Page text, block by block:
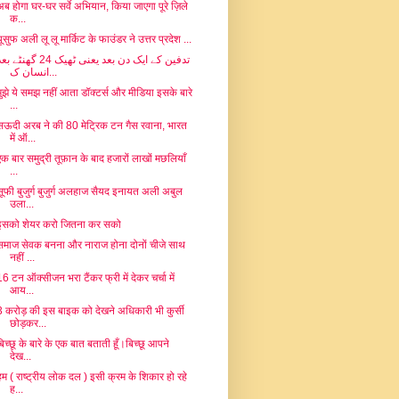
होगा घर-घर सर्वे अभियान, किया जाएगा पूरे ज़िले
क...
अली लू लू मार्किट के फाउंडर ने उत्तर प्रदेश ...
تدفین کے ایک دن بعد یعنی ٹھیک 24
انسان ک...
ये समझ नहीं आता डॉक्टर्स और मीडिया इसके बारे
...
अरब ने की 80 मेट्रिक टन गैस रवाना, भारत
में ऑ...
बार समुद्री तूफ़ान के बाद हजारों लाखों मछलियाँ
...
बुजुर्ग बुजुर्ग अलहाज सैयद इनायत अली अबुल
उला...
शेयर करो जितना कर सको
सेवक बनना और नाराज होना दोनों चीजे साथ
नहीं ...
टन ऑक्सीजन भरा टैंकर फ्री में देकर चर्चा में
आय...
करोड़ की इस बाइक को देखने अधिकारी भी कुर्सी
छोड़कर...
के बारे के एक बात बताती हूँ।बिच्छू आपने
देख...
( राष्ट्रीय लोक दल ) इसी क्रम के शिकार हो रहे
ह...